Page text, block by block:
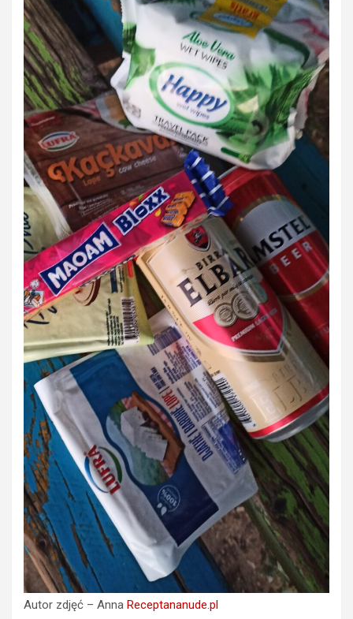
Autor zdjęć – Anna Receptananude.pl